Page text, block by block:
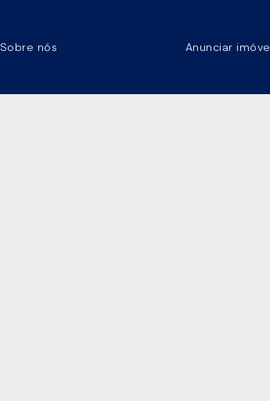
Anunciar
Sobre nós